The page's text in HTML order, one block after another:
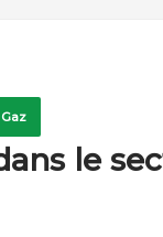
𝐁𝐀𝐍𝐉𝐔𝐋
le